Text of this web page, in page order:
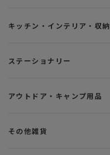
キッチン・インテリア・収納
ステーショナリー
アウトドア・キャンプ用品
その他雑貨